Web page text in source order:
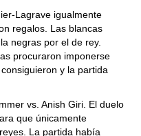
Lagrave igualmente
regalos. Las blancas
negras por el de rey.
procuraron imponerse
y la partida
vs. Anish Giri. El duelo
que únicamente
La partida había